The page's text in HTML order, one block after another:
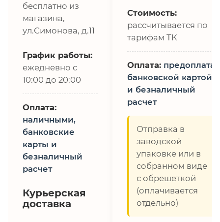
бесплатно из
магазина,
ул.Симонова, д.11
График работы:
ежедневно с
10:00 до 20:00
Оплата:
наличными,
банковские
карты и
безналичный
расчет
Курьерская
доставка
Стоимость:
рассчитывается по
тарифам ТК
Оплата: предоплата,
банковской картой
и безналичный
расчет
Отправка в
заводской
упаковке или в
собранном виде
с обрешеткой
(оплачивается
отдельно)